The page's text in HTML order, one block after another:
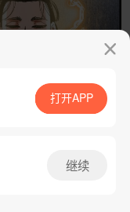
App免费看
打开APP
继续